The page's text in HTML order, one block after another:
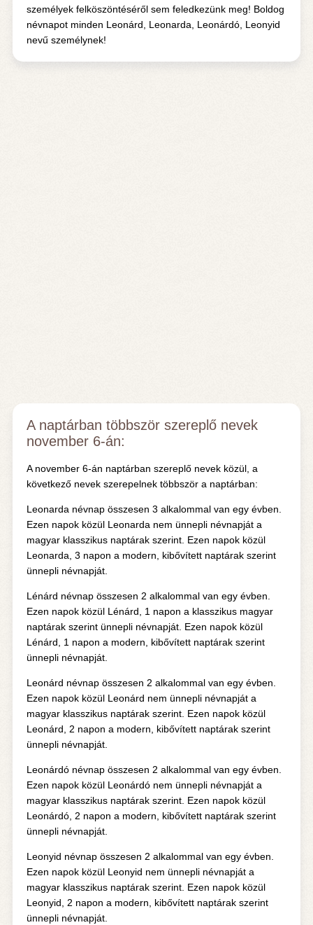
személyek felköszöntéséről sem feledkezünk meg! Boldog
névnapot minden Leonárd, Leonarda, Leonárdó, Leonyid
nevű személynek!
A naptárban többször szereplő nevek
november 6-án:
A november 6-án naptárban szereplő nevek közül, a
következő nevek szerepelnek többször a naptárban:
Leonarda névnap összesen 3 alkalommal van egy évben.
Ezen napok közül Leonarda nem ünnepli névnapját a
magyar klasszikus naptárak szerint. Ezen napok közül
Leonarda, 3 napon a modern, kibővített naptárak szerint
ünnepli névnapját.
Lénárd névnap összesen 2 alkalommal van egy évben.
Ezen napok közül Lénárd, 1 napon a klasszikus magyar
naptárak szerint ünnepli névnapját. Ezen napok közül
Lénárd, 1 napon a modern, kibővített naptárak szerint
ünnepli névnapját.
Leonárd névnap összesen 2 alkalommal van egy évben.
Ezen napok közül Leonárd nem ünnepli névnapját a
magyar klasszikus naptárak szerint. Ezen napok közül
Leonárd, 2 napon a modern, kibővített naptárak szerint
ünnepli névnapját.
Leonárdó névnap összesen 2 alkalommal van egy évben.
Ezen napok közül Leonárdó nem ünnepli névnapját a
magyar klasszikus naptárak szerint. Ezen napok közül
Leonárdó, 2 napon a modern, kibővített naptárak szerint
ünnepli névnapját.
Leonyid névnap összesen 2 alkalommal van egy évben.
Ezen napok közül Leonyid nem ünnepli névnapját a
magyar klasszikus naptárak szerint. Ezen napok közül
Leonyid, 2 napon a modern, kibővített naptárak szerint
ünnepli névnapját.